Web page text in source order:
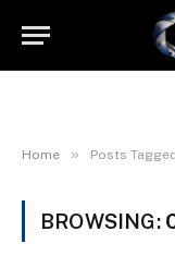
Home » Posts
BROWSING: